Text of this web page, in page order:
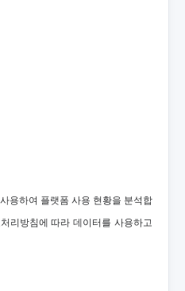
용하여 플랫폼 사용 현황을 분석합
리방침에 따라 데이터를 사용하고